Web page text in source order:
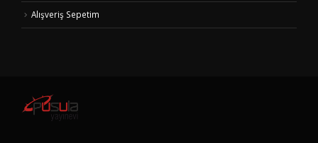
Alışveriş Sepetim